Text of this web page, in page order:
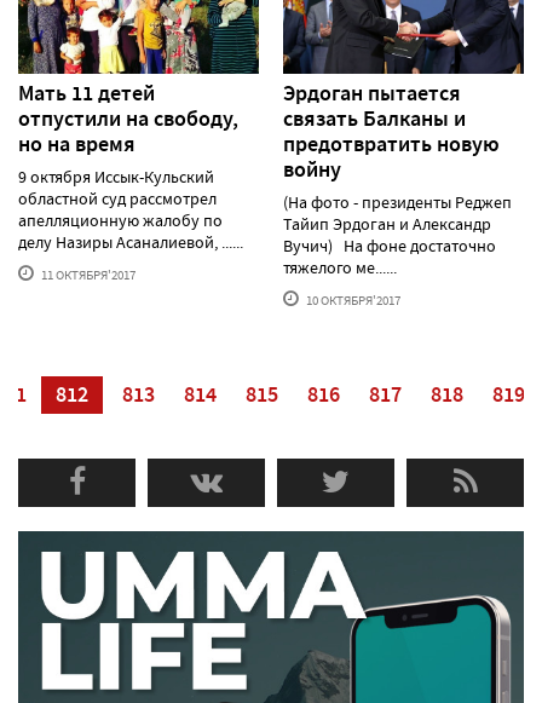
Мать 11 детей
отпустили на свободу,
но на время
9 октября Иссык-Кульский
областной суд рассмотрел
апелляционную жалобу по
делу Назиры Асаналиевой, ......
11 ОКТЯБРЯ'2017
Эрдоган пытается
связать Балканы и
предотвратить новую
войну
(На фото - президенты Реджеп
Тайип Эрдоган и Александр
Вучич) На фоне достаточно
тяжелого ме......
10 ОКТЯБРЯ'2017
812 813 814 815 816 817 818 819